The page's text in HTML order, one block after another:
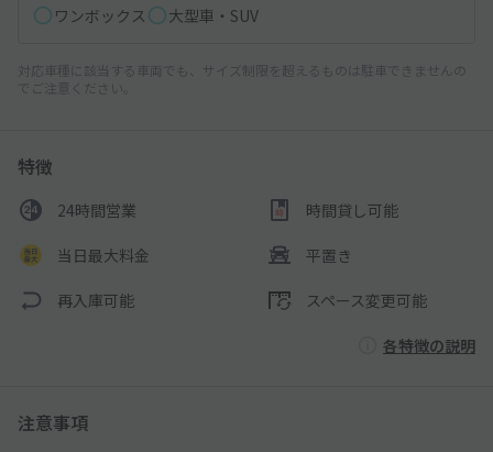
ワンボックス
大型車・SUV
対応車種に該当する車両でも、サイズ制限を超えるものは駐車できませんの
でご注意ください。
特徴
24時間営業 時間貸し可能
当日最大料金 平置き
再入庫可能 スペース変更可能
各特徴の説明
注意事項